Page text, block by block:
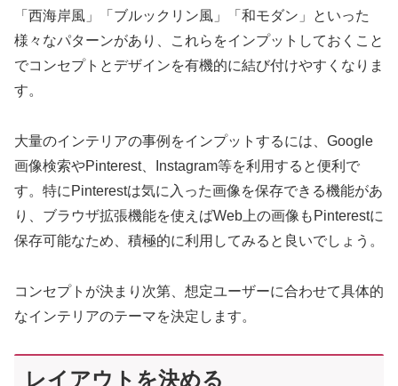
「西海岸風」「ブルックリン風」「和モダン」といった
様々なパターンがあり、これらをインプットしておくこと
でコンセプトとデザインを有機的に結び付けやすくなりま
す。
大量のインテリアの事例をインプットするには、Google
画像検索やPinterest、Instagram等を利用すると便利で
す。特にPinterestは気に入った画像を保存できる機能があ
り、ブラウザ拡張機能を使えばWeb上の画像もPinterestに
保存可能なため、積極的に利用してみると良いでしょう。
コンセプトが決まり次第、想定ユーザーに合わせて具体的
なインテリアのテーマを決定します。
レイアウトを決める